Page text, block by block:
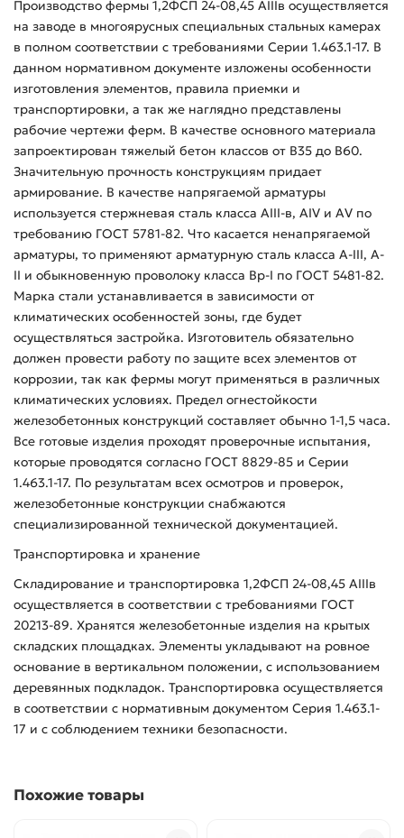
Производство фермы 1,2ФСП 24-08,45 АIIIв осуществляется
на заводе в многоярусных специальных стальных камерах
в полном соответствии с требованиями Серии 1.463.1-17. В
данном нормативном документе изложены особенности
изготовления элементов, правила приемки и
транспортировки, а так же наглядно представлены
рабочие чертежи ферм. В качестве основного материала
запроектирован тяжелый бетон классов от B35 до B60.
Значительную прочность конструкциям придает
армирование. В качестве напрягаемой арматуры
используется стержневая сталь класса AIII-в, AIV и AV по
требованию ГОСТ 5781-82. Что касается ненапрягаемой
арматуры, то применяют арматурную сталь класса A-III, A-
II и обыкновенную проволоку класса Bp-I по ГОСТ 5481-82.
Марка стали устанавливается в зависимости от
климатических особенностей зоны, где будет
осуществляться застройка. Изготовитель обязательно
должен провести работу по защите всех элементов от
коррозии, так как фермы могут применяться в различных
климатических условиях. Предел огнестойкости
железобетонных конструкций составляет обычно 1-1,5 часа.
Все готовые изделия проходят проверочные испытания,
которые проводятся согласно ГОСТ 8829-85 и Серии
1.463.1-17. По результатам всех осмотров и проверок,
железобетонные конструкции снабжаются
специализированной технической документацией.
Транспортировка и хранение
Складирование и транспортировка 1,2ФСП 24-08,45 АIIIв
осуществляется в соответствии с требованиями ГОСТ
20213-89. Хранятся железобетонные изделия на крытых
складских площадках. Элементы укладывают на ровное
основание в вертикальном положении, с использованием
деревянных подкладок. Транспортировка осуществляется
в соответствии с нормативным документом Серия 1.463.1-
17 и с соблюдением техники безопасности.
Похожие товары